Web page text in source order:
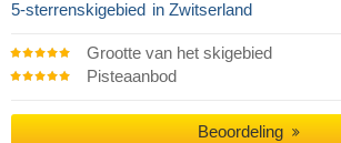
5-sterrenskigebied in Zwitserland
Grootte van het skigebied
Pisteaanbod
Beoordeling